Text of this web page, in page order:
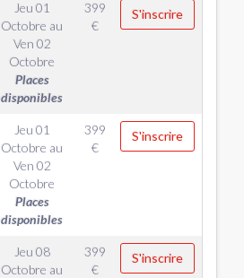
Jeu 01
Octobre au
Ven 02
Octobre
Places
disponibles
399
€
S'inscrire
Jeu 01
Octobre au
Ven 02
Octobre
Places
disponibles
399
€
S'inscrire
Jeu 08
Octobre au
399
€
S'inscrire